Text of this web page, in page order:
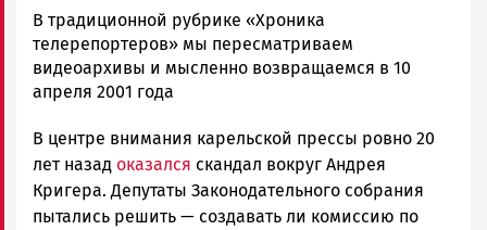
admintimur
Новости
Петрозаводска
и
|
Петрозаводск
ГОВОРИТ
В традиционной рубрике «Хроника
телерепортеров» мы пересматриваем
видеоархивы и мысленно возвращаемся в 10
апреля 2001 года
В центре внимания карельской прессы ровно 20
лет назад оказался скандал вокруг Андрея
Кригера. Депутаты Законодательного собрания
пытались решить — создавать ли комиссию по